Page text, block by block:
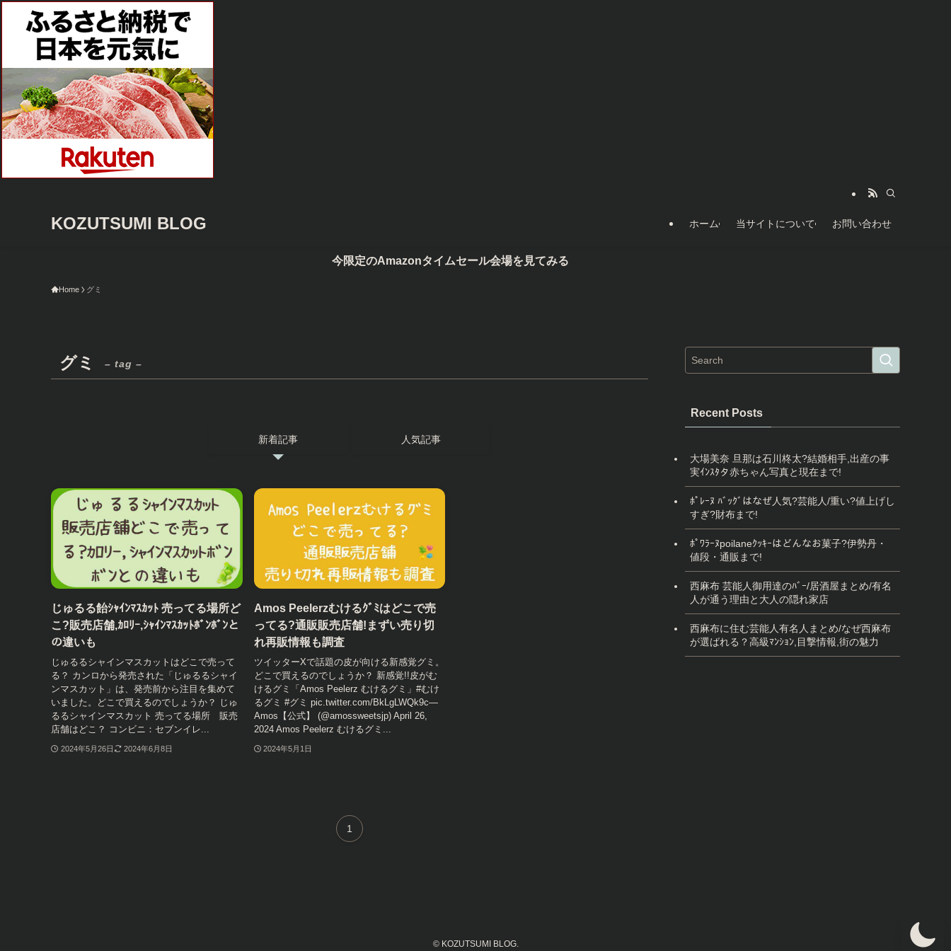
KOZUTSUMI BLOG ホーム 当サイトについて お問い合わせ
今限定のAmazonタイムセール会場を見てみる
Home グミ
グミ – tag –
新着記事 人気記事
じゅるる飴ｼｬｲﾝﾏｽｶｯﾄ 売ってる場所ど
こ?販売店舗,ｶﾛﾘｰ,ｼｬｲﾝﾏｽｶｯﾄﾎﾞﾝﾎﾞﾝと
の違いも
じゅるるシャインマスカットはどこで売って
る？ カンロから発売された「じゅるるシャイ
ンマスカット」は、発売前から注目を集めて
いました。どこで買えるのでしょうか？ じゅ
るるシャインマスカット 売ってる場所 販売
店舗はどこ？ コンビニ：セブンイレ...
2024年5月26日 2024年6月8日
Amos Peelerzむけるｸﾞﾐはどこで売
ってる?通販販売店舗!まずい売り切
れ再販情報も調査
ツイッターXで話題の皮が向ける新感覚グミ。
どこで買えるのでしょうか？ 新感覚!!皮がむ
けるグミ「Amos Peelerz むけるグミ」#むけ
るグミ #グミ pic.twitter.com/BkLgLWQk9c—
Amos【公式】 (@amossweetsjp) April 26,
2024 Amos Peelerz むけるグミ...
2024年5月1日
1
Recent Posts
大場美奈 旦那は石川柊太?結婚相手,出産の事
実ｲﾝｽﾀタ赤ちゃん写真と現在まで!
ﾎﾟﾚｰﾇ ﾊﾞｯｸﾞはなぜ人気?芸能人/重い?値上げし
すぎ?財布まで!
ﾎﾟﾜﾗｰﾇpoilaneｸｯｷｰはどんなお菓子?伊勢丹・
値段・通販まで!
西麻布 芸能人御用達のﾊﾞｰ/居酒屋まとめ/有名
人が通う理由と大人の隠れ家店
西麻布に住む芸能人有名人まとめ/なぜ西麻布
が選ばれる？高級ﾏﾝｼｮﾝ,目撃情報,街の魅力
©KOZUTSUMI BLOG.